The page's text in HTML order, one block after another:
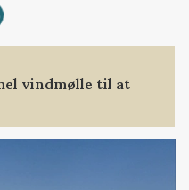
vindmølle til at